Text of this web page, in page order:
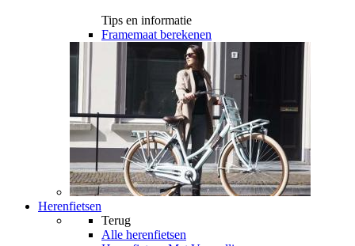
Tips en informatie
Framemaat berekenen
Herenfietsen
Terug
Alle herenfietsen